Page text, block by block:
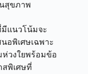
สุขภาพ
มีแนวโน้มจะ
อพิเศษเฉพาะ
วงใยพร้อมข้อ
สพิเศษที่